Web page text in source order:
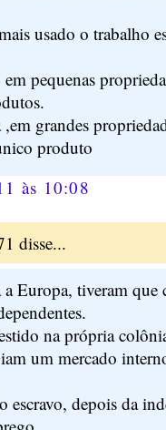
usado o trabalho
pequenas
grandes
produto
às 10:08
disse...
Europa, tiveram que
na própria
um mercado
escravo, depois da